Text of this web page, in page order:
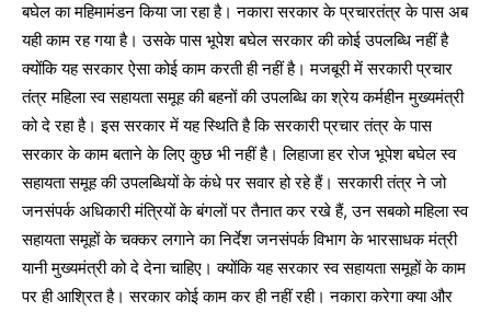
बघेल का महिमामंडन किया जा रहा है। नकारा सरकार के प्रचारतंत्र के पास अब
यही काम रह गया है। उसके पास भूपेश बघेल सरकार की कोई उपलब्धि नहीं है
क्योंकि यह सरकार ऐसा कोई काम करती ही नहीं है। मजबूरी में सरकारी प्रचार
तंत्र महिला स्व सहायता समूह की बहनों की उपलब्धि का श्रेय कर्महीन मुख्यमंत्री
को दे रहा है। इस सरकार में यह स्थिति है कि सरकारी प्रचार तंत्र के पास
सरकार के काम बताने के लिए कुछ भी नहीं है। लिहाजा हर रोज भूपेश बघेल स्व
सहायता समूह की उपलब्धियों के कंधे पर सवार हो रहे हैं। सरकारी तंत्र ने जो
जनसंपर्क अधिकारी मंत्रियों के बंगलों पर तैनात कर रखे हैं, उन सबको महिला स्व
सहायता समूहों के चक्कर लगाने का निर्देश जनसंपर्क विभाग के भारसाधक मंत्री
यानी मुख्यमंत्री को दे देना चाहिए। क्योंकि यह सरकार स्व सहायता समूहों के काम
पर ही आश्रित है। सरकार कोई काम कर ही नहीं रही। नकारा करेगा क्या और